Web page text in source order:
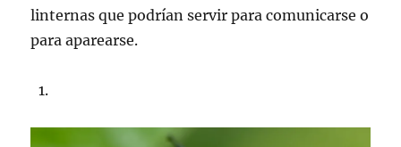
linternas que podrían servir para comunicarse o
para aparearse.